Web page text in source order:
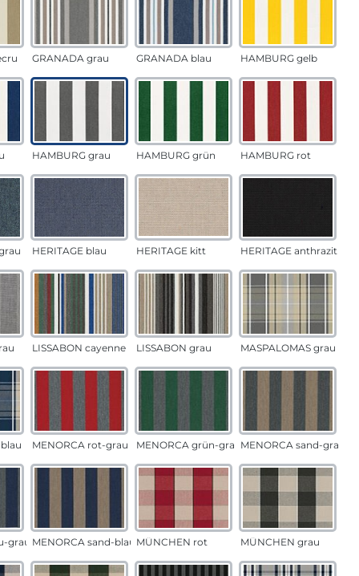
GRANADA grau GRANADA blau HAMBURG gelb
HAMBURG grau HAMBURG grün HAMBURG rot
HERITAGE blau HERITAGE kitt HERITAGE anthrazit
LISSABON cayenne LISSABON grau MASPALOMAS grau
MENORCA rot-grau MENORCA grün-grau MENORCA sand-grau
grau MENORCA sand-blau MÜNCHEN rot MÜNCHEN grau